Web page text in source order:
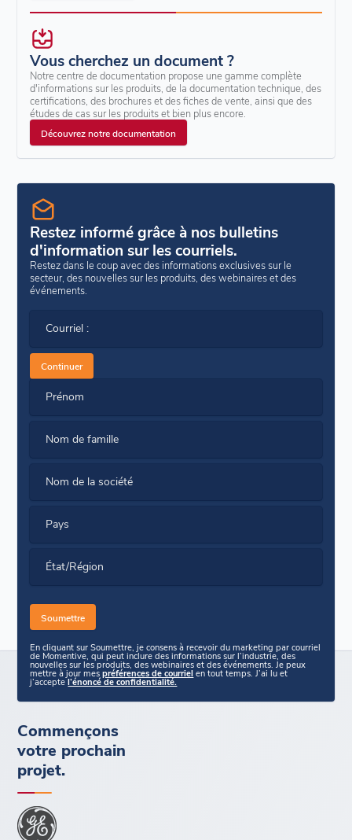
Vous cherchez un document ?
Notre centre de documentation propose une gamme complète
d'informations sur les produits, de la documentation technique, des
certifications, des brochures et des fiches de vente, ainsi que des
études de cas sur les produits et bien plus encore.
Découvrez notre documentation
Restez informé grâce à nos bulletins
d'information sur les courriels.
Restez dans le coup avec des informations exclusives sur le
secteur, des nouvelles sur les produits, des webinaires et des
événements.
Courriel :
Continuer
Prénom
Nom de famille
Nom de la société
Pays
État/Région
En cliquant sur Soumettre, je consens à recevoir du marketing par courriel
de Momentive, qui peut inclure des informations sur l’industrie, des
nouvelles sur les produits, des webinaires et des événements. Je peux
mettre à jour mespréférences de courriel en tout temps. J’ai lu et
j’acceptel’énoncé de confidentialité.
Commençons
votre prochain
projet.